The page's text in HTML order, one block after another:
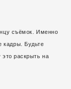
съёмок. Именно
кадры. Будьте
это раскрыть на